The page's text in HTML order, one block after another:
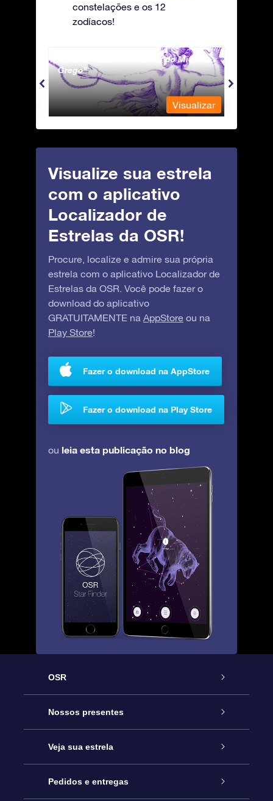
constelações e os 12
zodíacos!
Andromeda - A Princesa do Mito
Grego
Visualizar
Visualize sua estrela
com o aplicativo
Localizador de
Estrelas da OSR!
Procure, localize e admire sua própria
estrela com o aplicativo Localizador de
Estrelas da OSR. Você pode fazer o
download do aplicativo
GRATUITAMENTE na AppStore ou na
Play Store!
Fazer o download na AppStore
Fazer o download na Play Store
ou leia esta publicação no blog
OSR
Serviço
Entre em contato conosco
Blog
Nossos presentes
Presente estrelar on-line
Pacote de presente da OSR
Veja sua estrela
Star Register
Pedidos e entregas